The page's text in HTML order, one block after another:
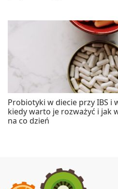
Probiotyki w diecie przy IBS i
kiedy warto je rozważyć i jak
na co dzień